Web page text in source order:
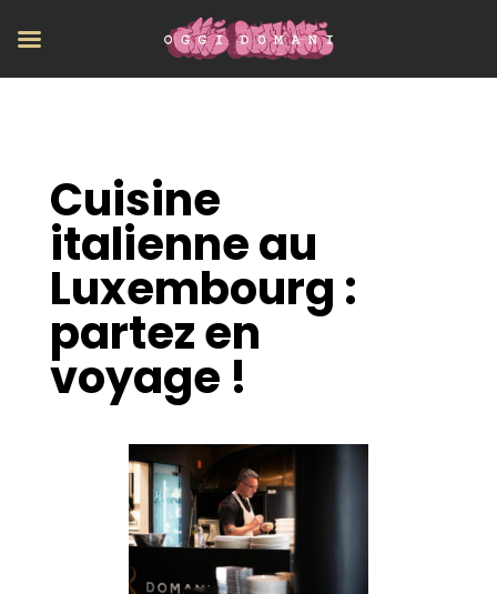
Cuisine
italienne au
Luxembourg :
partez en
voyage !